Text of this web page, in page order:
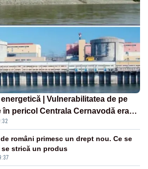
| Vulnerabilitatea de pe
în pericol Centrala Cernavodă era
lui Ceaușescu
români primesc un drept nou. Ce se
strică un produs